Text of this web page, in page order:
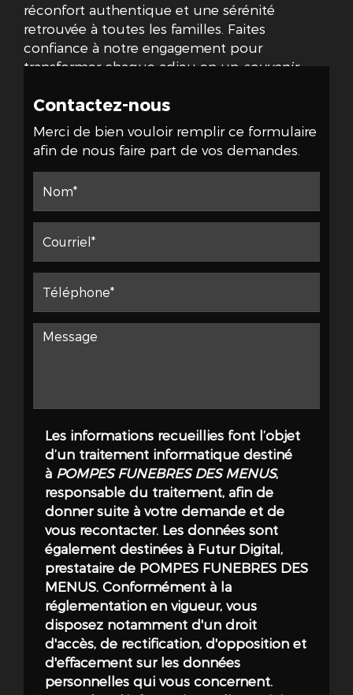
réconfort authentique et une sérénité
retrouvée à toutes les familles. Faites
confiance à notre engagement pour
transformer chaque adieu en un souvenir
Contactez-nous
Merci de bien vouloir remplir ce formulaire
afin de nous faire part de vos demandes.
Les informations recueillies font l’objet
d’un traitement informatique destiné
àPOMPES FUNEBRES DES MENUS,
responsable du traitement, afin de
donner suite à votre demande et de
vous recontacter. Les données sont
également destinées à Futur Digital,
prestataire de POMPES FUNEBRES DES
MENUS. Conformément à la
réglementation en vigueur, vous
disposez notamment d'un droit
d'accès, de rectification, d'opposition et
d'effacement sur les données
personnelles qui vous concernent.